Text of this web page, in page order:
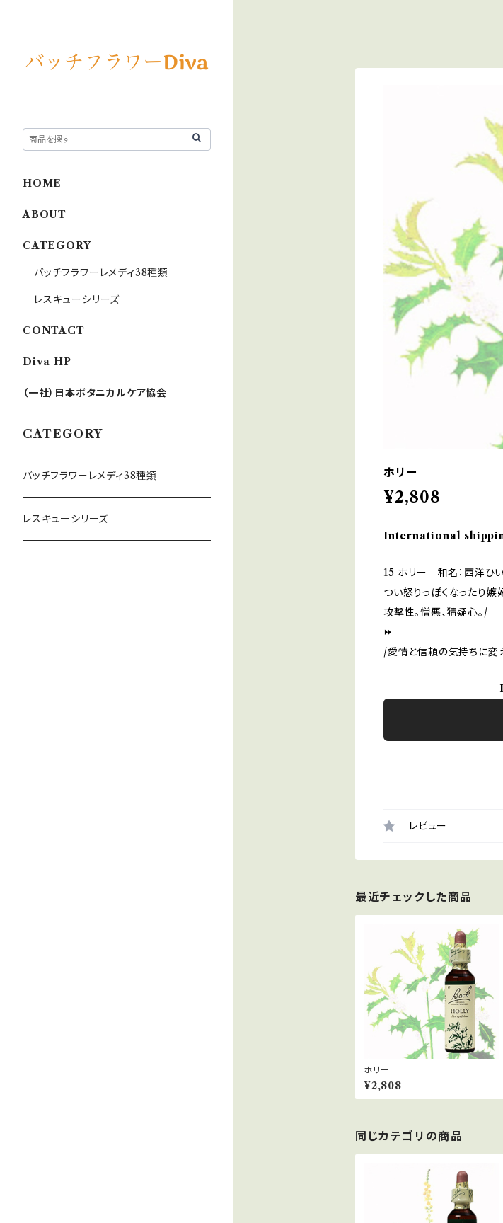
ホリー
¥2,808
International
15 ホリー 和名：西洋ひ
つい怒りっぽくなったり嫉
攻撃性。憎悪、猜疑心。/
⏩
/愛情と信頼の気持ちに変
レビュー
最近チェックした商品
ホリー
¥2,808
同じカテゴリの商品
HOME
ABOUT
CATEGORY
バッチフラワーレメディ38種類
レスキューシリーズ
CONTACT
Diva HP
（一社）日本ボタニカルケア協会
CATEGORY
バッチフラワーレメディ38種類
レスキューシリーズ